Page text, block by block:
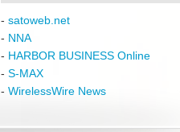
- satoweb.net
- NNA
- HARBOR BUSINESS Online
- S-MAX
- WirelessWire News